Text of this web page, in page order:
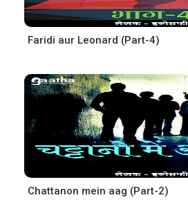
Faridi aur Leonard (Part-4)
Chattanon mein aag (Part-2)